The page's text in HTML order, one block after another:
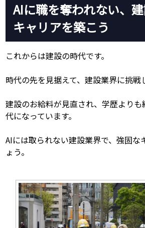
AIに職を奪われない、
キャリアを築こう
これからは建設の時代です。
時代の先を見据えて、建設業界に挑戦
建設のお給料が見直され、学歴より
代になっています。
AIには取られない建設業界で、強固な
ょう。